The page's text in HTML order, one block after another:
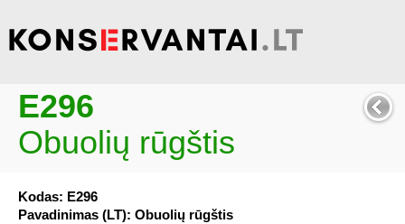
E296
Obuolių rūgštis
Kodas: E296
Pavadinimas (LT): Obuolių rūgštis